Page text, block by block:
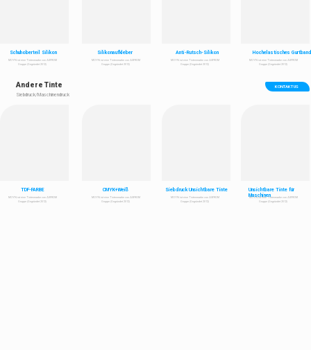
Andere Tinte
Siebdruck/Maschinendruck
KONTAKT US
TDF-FARBE
MOYN ist eine Tintenmarke von ASFROM
Gruppe (Gegründet 2012)
CMYK+Weiß
MOYN ist eine Tintenmarke von ASFROM
Gruppe (Gegründet 2012)
MOYN ist eine Tintenmarke von ASFROM
Gruppe (Gegründet 2012)
Schuhoberteil Silikon
MOYN ist eine Tintenmarke von ASFROM
Gruppe (Gegründet 2012)
MOYN ist eine Tintenmarke von ASFROM
Gruppe (Gegründet 2012)
Silikonaufkleber
MOYN ist eine Tintenmarke von ASFROM
Gruppe (Gegründet 2012)
Anti-Rutsch-Silikon
MOYN ist eine Tintenmarke von ASFROM
Gruppe (Gegründet 2012)
Hochelastisches Gurtband
Siebdruck Unsichtbare Tinte
MOYN ist eine Tintenmarke von ASFROM
Gruppe (Gegründet 2012)
Unsichtbare Tinte für
Maschinen